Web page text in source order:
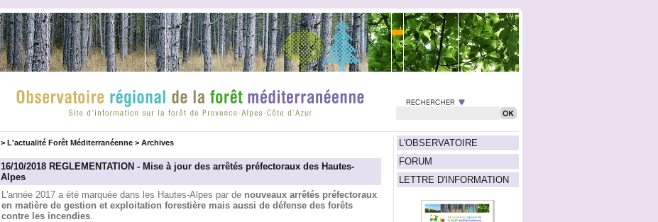
L'OBSERVATOIRE
FORUM
LETTRE D'INFORMATION
> L'actualité Forêt Méditerranéenne> Archives
16/10/2018 REGLEMENTATION - Mise à jour des arrêtés préfectoraux des Hautes-
Alpes
L'année 2017 a été marquée dans les Hautes-Alpes par de nouveaux arrêtés préfectoraux
en matière de gestion et exploitation forestière mais aussi de défense des forêts
contre les incendies.